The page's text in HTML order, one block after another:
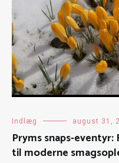
Indlæg august 31,
Pryms snaps-
til moderne